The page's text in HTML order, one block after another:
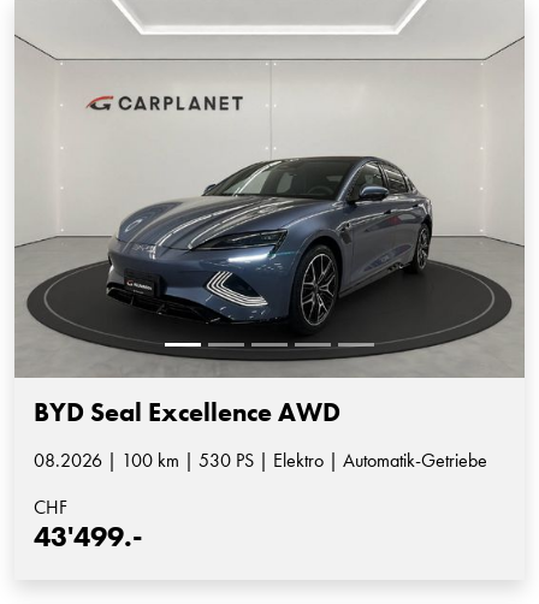
BYD Seal Excellence AWD
08.2026 | 100 km | 530 PS | Elektro | Automatik-Getriebe
CHF
43'499.-